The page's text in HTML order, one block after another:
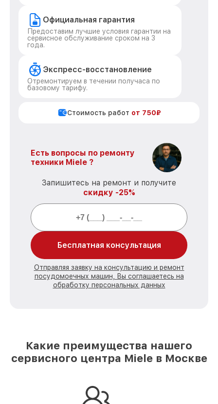
Официальная гарантия
Предоставим лучшие условия гарантии на
сервисное обслуживание сроком на 3
года.
Экспресс-восстановление
Отремонтируем в течении получаса по
базовому тарифу.
Стоимость работ от 750₽
Есть вопросы по ремонту
техники Miele ?
Запишитесь на ремонт и получите
скидку -25%
Бесплатная консультация
Отправляя заявку на консультацию и ремонт
посудомоечных машин, Вы соглашаетесь на
обработку персональных данных
Какие преимущества нашего
сервисного центра Miele в Москве